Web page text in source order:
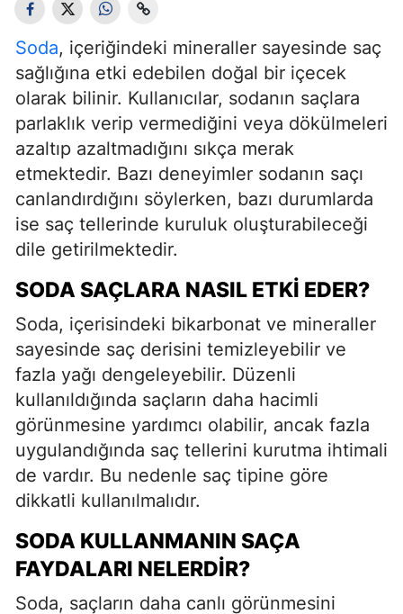
Soda, içeriğindeki mineraller sayesinde saç
sağlığına etki edebilen doğal bir içecek
olarak bilinir. Kullanıcılar, sodanın saçlara
parlaklık verip vermediğini veya dökülmeleri
azaltıp azaltmadığını sıkça merak
etmektedir. Bazı deneyimler sodanın saçı
canlandırdığını söylerken, bazı durumlarda
ise saç tellerinde kuruluk oluşturabileceği
dile getirilmektedir.
SODA SAÇLARA NASIL ETKI EDER?
Soda, içerisindeki bikarbonat ve mineraller
sayesinde saç derisini temizleyebilir ve
fazla yağı dengeleyebilir. Düzenli
kullanıldığında saçların daha hacimli
görünmesine yardımcı olabilir, ancak fazla
uygulandığında saç tellerini kurutma ihtimali
de vardır. Bu nedenle saç tipine göre
dikkatli kullanılmalıdır.
SODA KULLANMANIN SAÇA
FAYDALARI NELERDIR?
Soda, saçların daha canlı görünmesini